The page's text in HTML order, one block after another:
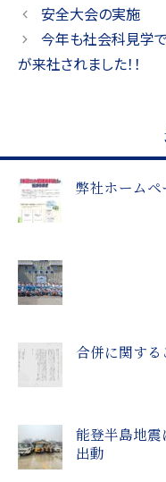
安全大会の実施
今年も社会科見学
が来社されました！！
弊社ホームペ
合併に関する
能登半島地
出動